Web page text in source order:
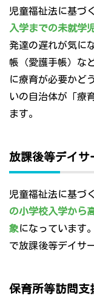
児童福祉法に基づ
入学までの未就学
発達の遅れが気に
帳（愛護手帳）な
に療育が必要かど
いの自治体が「療
ます。
放課後等デイサ
児童福祉法に基づ
の小学校入学から
象になっています
で放課後等デイサ
保育所等訪問支